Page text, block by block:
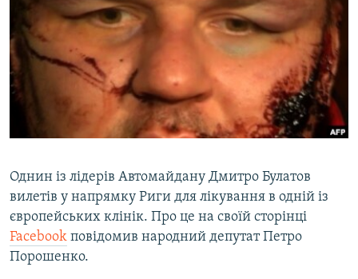
ВСЕ ЗА ДЕНЬ
СПЕЦПРОЕКТИ
ДЕПОРТАЦІЯ
ВІДЕОУРОКИ «ELIFBE»
СВІДЧЕННЯ ОКУПАЦІЇ
ЯК ОБІЙТИ БЛОКУВАННЯ
Qırımtatar
ДОЛУЧАЙСЯ!
Усі сайти RFE/RL
Однин із лідерів Автомайдану Дмитро Булатов
вилетів у напрямку Риги для лікування в одній із
європейських клінік. Про це на своїй сторінці
Facebook повідомив народний депутат Петро
Порошенко.